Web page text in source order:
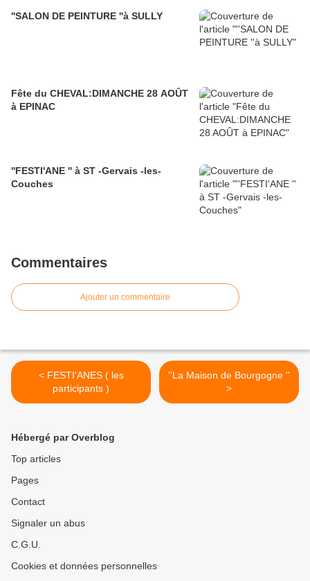
''SALON DE PEINTURE ''à SULLY
Fête du CHEVAL:DIMANCHE 28 AOÛT
à EPINAC
''FESTI'ANE '' à ST -Gervais -les-
Couches
Commentaires
Ajouter un commentaire
< FESTI'ANES ( les
participants )
''La Maison de Bourgogne ''
>
Hébergé par Overblog
Top articles
Pages
Contact
Signaler un abus
C.G.U.
Cookies et données personnelles